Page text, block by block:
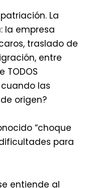
La
la empresa
traslado de
entre
TODOS
las
origen?
“choque
para
entiende al